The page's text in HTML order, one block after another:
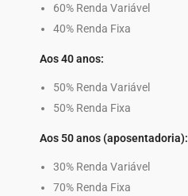
60% Renda Variável
40% Renda Fixa
Aos 40 anos:
50% Renda Variável
50% Renda Fixa
Aos 50 anos (aposentadoria):
30% Renda Variável
70% Renda Fixa